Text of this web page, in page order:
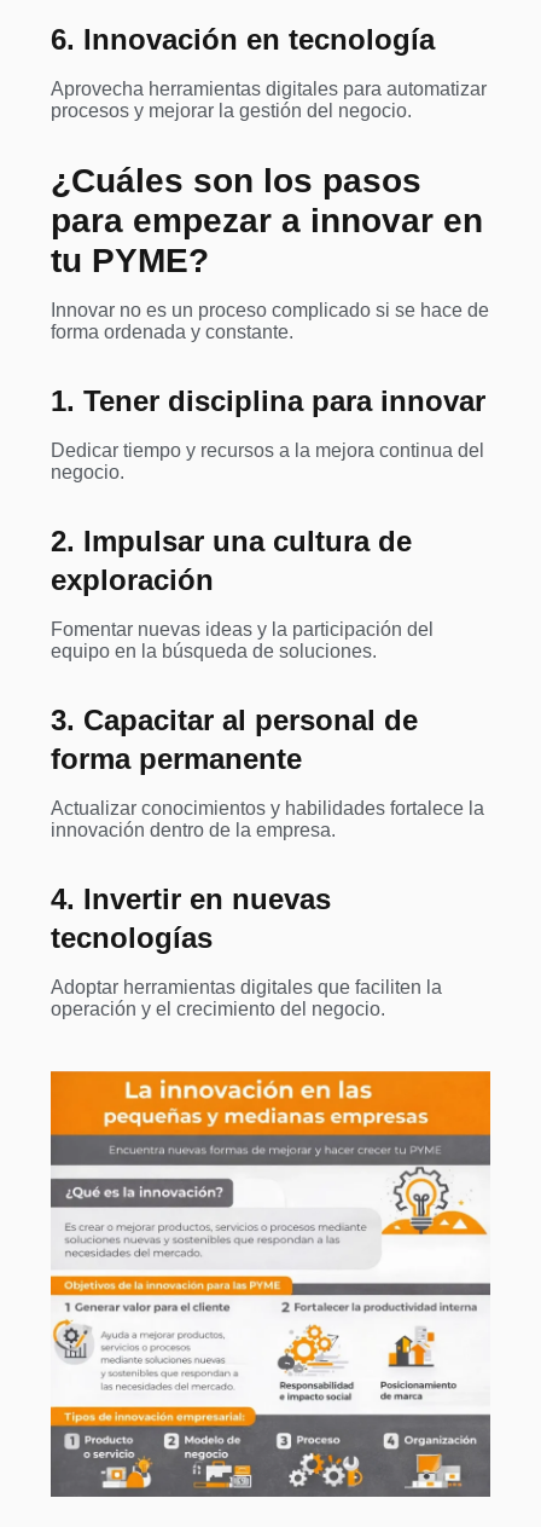
6. Innovación en tecnología
Aprovecha herramientas digitales para automatizar
procesos y mejorar la gestión del negocio.
¿Cuáles son los pasos
para empezar a innovar en
tu PYME?
Innovar no es un proceso complicado si se hace de
forma ordenada y constante.
1. Tener disciplina para innovar
Dedicar tiempo y recursos a la mejora continua del
negocio.
2. Impulsar una cultura de
exploración
Fomentar nuevas ideas y la participación del
equipo en la búsqueda de soluciones.
3. Capacitar al personal de
forma permanente
Actualizar conocimientos y habilidades fortalece la
innovación dentro de la empresa.
4. Invertir en nuevas
tecnologías
Adoptar herramientas digitales que faciliten la
operación y el crecimiento del negocio.